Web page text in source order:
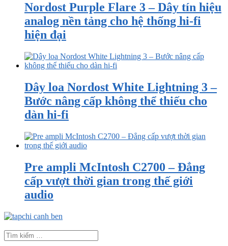
Nordost Purple Flare 3 – Dây tín hiệu
analog nền tảng cho hệ thống hi-fi
hiện đại
Dây loa Nordost White Lightning 3 –
Bước nâng cấp không thể thiếu cho
dàn hi-fi
Pre ampli McIntosh C2700 – Đẳng
cấp vượt thời gian trong thế giới
audio